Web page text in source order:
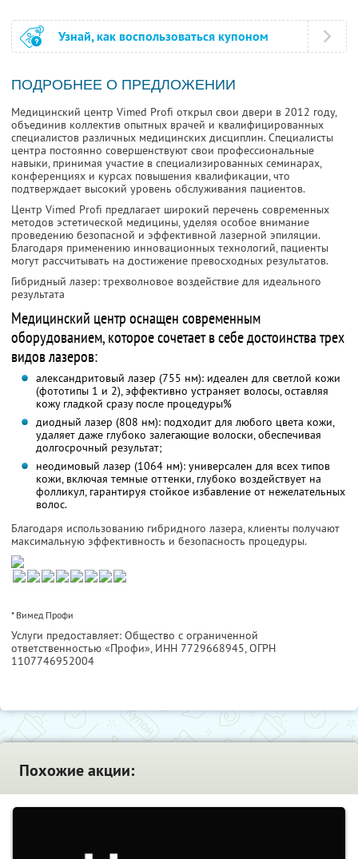
Узнай, как воспользоваться купоном
ПОДРОБНЕЕ О ПРЕДЛОЖЕНИИ
Медицинский центр Vimed Profi открыл свои двери в 2012 году,
объединив коллектив опытных врачей и квалифицированных
специалистов различных медицинских дисциплин. Специалисты
центра постоянно совершенствуют свои профессиональные
навыки, принимая участие в специализированных семинарах,
конференциях и курсах повышения квалификации, что
подтверждает высокий уровень обслуживания пациентов.
Центр Vimed Profi предлагает широкий перечень современных
методов эстетической медицины, уделяя особое внимание
проведению безопасной и эффективной лазерной эпиляции.
Благодаря применению инновационных технологий, пациенты
могут рассчитывать на достижение превосходных результатов.
Гибридный лазер: трехволновое воздействие для идеального
результата
Медицинский центр оснащен современным
оборудованием, которое сочетает в себе достоинства трех
видов лазеров:
александритовый лазер (755 нм): идеален для светлой кожи
(фототипы 1 и 2), эффективно устраняет волосы, оставляя
кожу гладкой сразу после процедуры%
диодный лазер (808 нм): подходит для любого цвета кожи,
удаляет даже глубоко залегающие волоски, обеспечивая
долгосрочный результат;
неодимовый лазер (1064 нм): универсален для всех типов
кожи, включая темные оттенки, глубоко воздействует на
фолликул, гарантируя стойкое избавление от нежелательных
волос.
Благодаря использованию гибридного лазера, клиенты получают
максимальную эффективность и безопасность процедуры.
* Вимед Профи
Услуги предоставляет: Общество с ограниченной
ответственностью «Профи», ИНН 7729668945, ОГРН
1107746952004
Похожие акции: